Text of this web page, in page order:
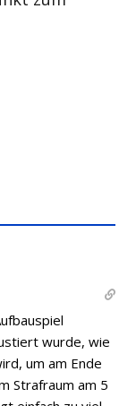
wurde, wie
um am Ende
Strafraum am 5